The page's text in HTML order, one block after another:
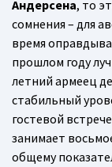
Андерсена, то
сомнения – для
время
прошлом году
летний армеец
стабильный
гостевой
занимает
общему